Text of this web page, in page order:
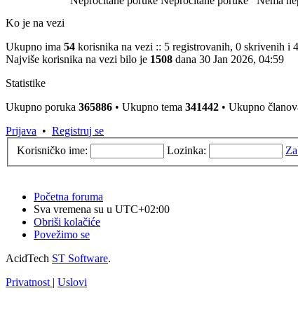
Ko je na vezi
Ukupno ima 54 korisnika na vezi :: 5 registrovanih, 0 skrivenih i
Najviše korisnika na vezi bilo je 1508 dana 30 Jan 2026, 04:59
Statistike
Ukupno poruka 365886 • Ukupno tema 341442 • Ukupno
Prijava • Registruj se
Korisničko ime:
Lozinka:
Početna foruma
Sva vremena su u UTC+02:00
Obriši kolačiće
Povežimo se
AcidTech ST Software.
Privatnost | Uslovi